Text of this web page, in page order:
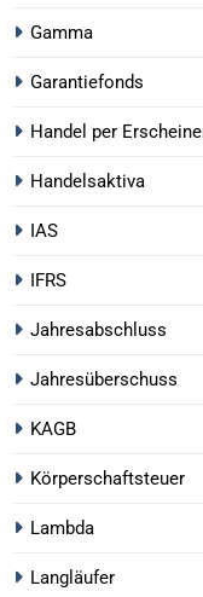
Gamma
Garantiefonds
Handel per
Handelsaktiva
IAS
IFRS
Jahresabschluss
Jahresüberschuss
KAGB
Körperschaftsteuer
Lambda
Langläufer